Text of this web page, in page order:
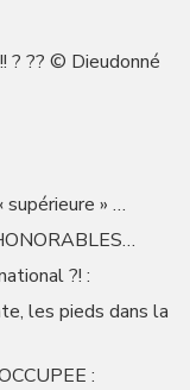
? ?? © Dieudonné
supérieure » …
?! :
les pieds dans la
: